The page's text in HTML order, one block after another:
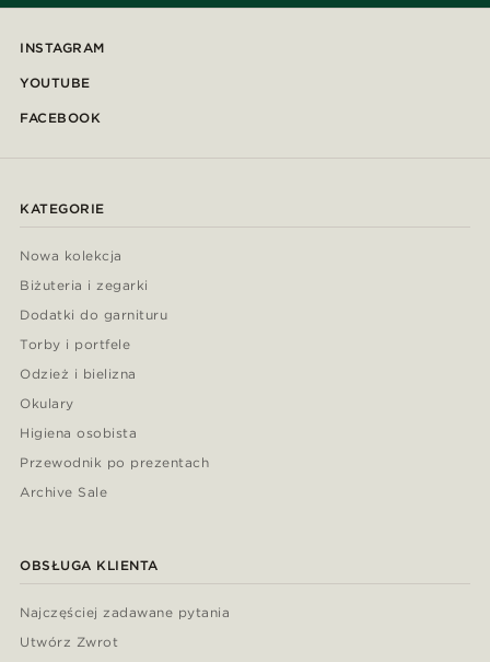
INSTAGRAM
YOUTUBE
FACEBOOK
KATEGORIE
Nowa kolekcja
Biżuteria i zegarki
Dodatki do garnituru
Torby i portfele
Odzież i bielizna
Okulary
Higiena osobista
Przewodnik po prezentach
Archive Sale
OBSŁUGA KLIENTA
Najczęściej zadawane pytania
Utwórz Zwrot